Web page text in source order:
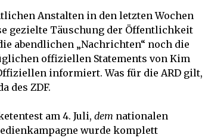
Anstalten in den letzten Wochen
gezielte Täuschung der Öffentlichkeit
abendlichen „Nachrichten“ noch die
offiziellen Statements von Kim
informiert. Was für die ARD gilt,
des ZDF.
am 4. Juli, dem nationalen
wurde komplett